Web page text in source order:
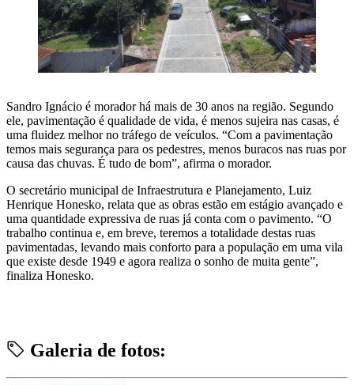
Sandro Ignácio é morador há mais de 30 anos na região. Segundo
ele, pavimentação é qualidade de vida, é menos sujeira nas casas, é
uma fluidez melhor no tráfego de veículos. “Com a pavimentação
temos mais segurança para os pedestres, menos buracos nas ruas por
causa das chuvas. É tudo de bom”, afirma o morador.
O secretário municipal de Infraestrutura e Planejamento, Luiz
Henrique Honesko, relata que as obras estão em estágio avançado e
uma quantidade expressiva de ruas já conta com o pavimento. “O
trabalho continua e, em breve, teremos a totalidade destas ruas
pavimentadas, levando mais conforto para a população em uma vila
que existe desde 1949 e agora realiza o sonho de muita gente”,
finaliza Honesko.
Galeria de fotos: